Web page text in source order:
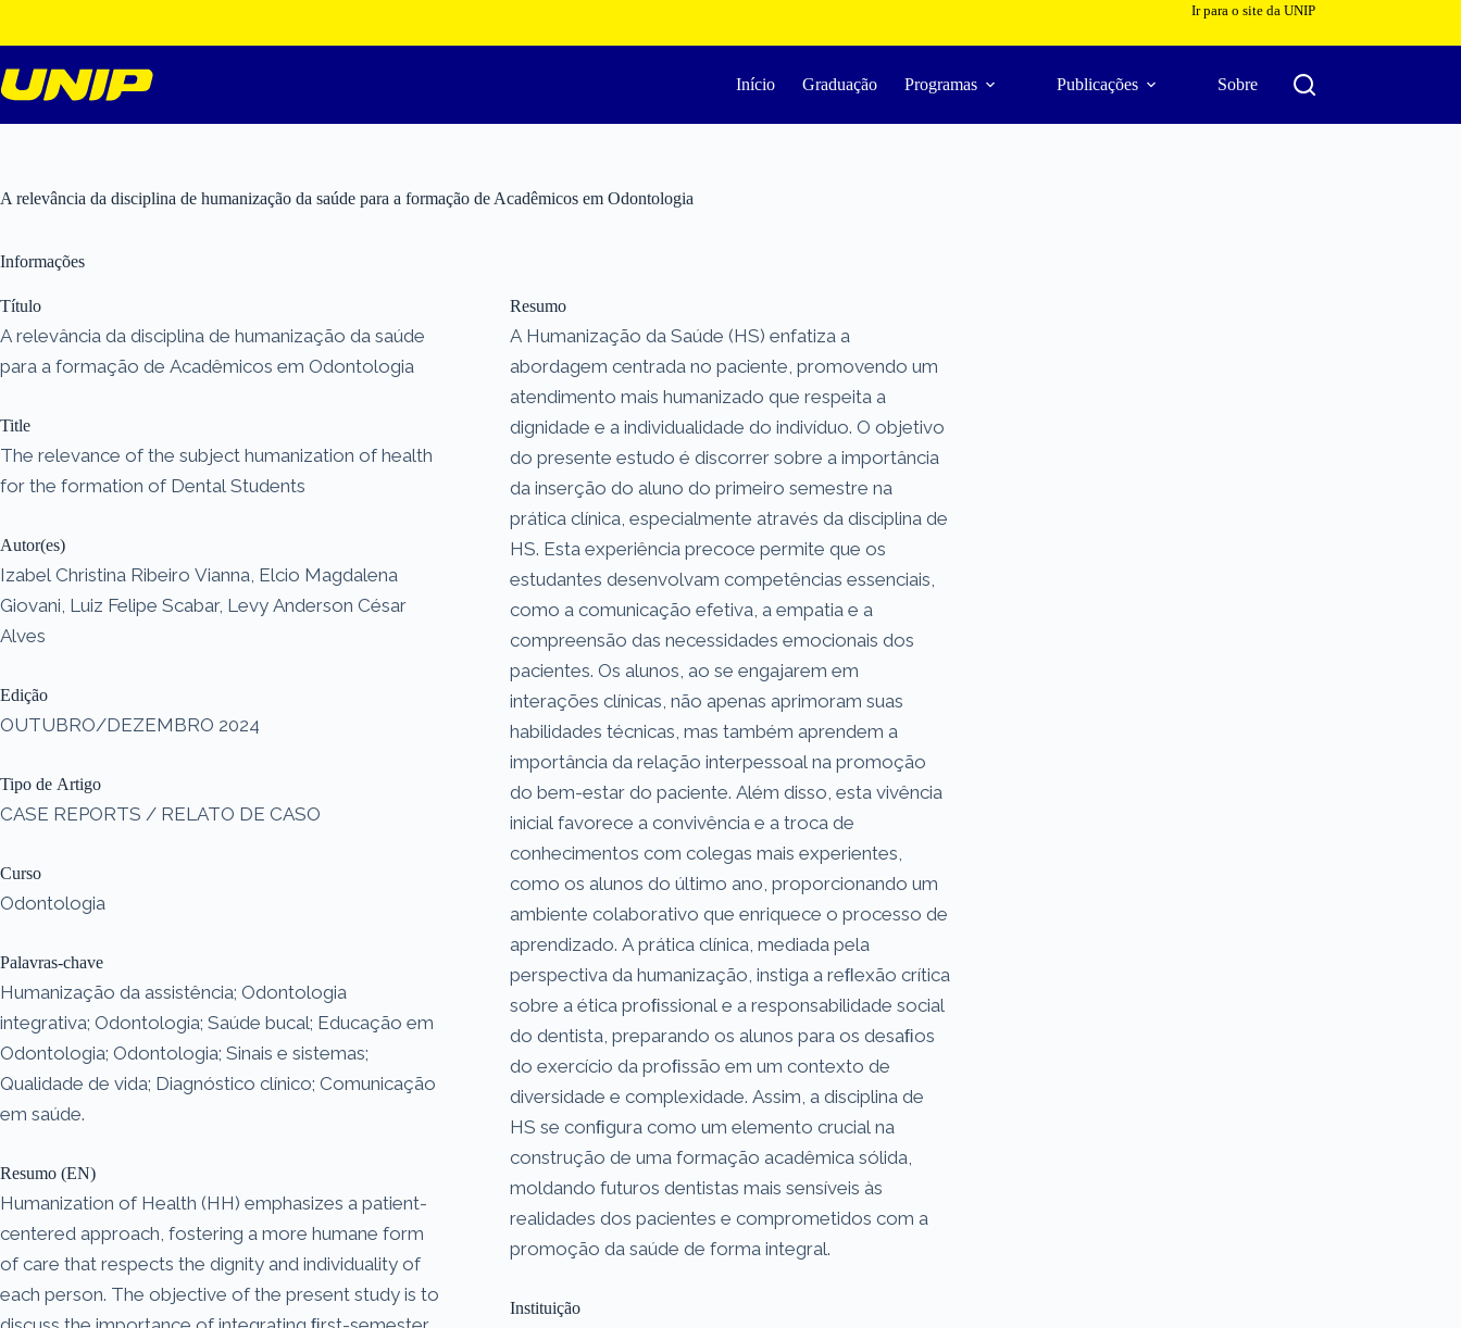
o
conteúdo
Ir para o site da UNIP
Início Graduação Programas Publicações Sobre
A relevância da disciplina de humanização da saúde para a formação de Acadêmicos em Odontologia
Informações
Título
A relevância da disciplina de humanização da saúde
para a formação de Acadêmicos em Odontologia
Title
The relevance of the subject humanization of health
for the formation of Dental Students
Autor(es)
Izabel Christina Ribeiro Vianna, Elcio Magdalena
Giovani, Luiz Felipe Scabar, Levy Anderson César
Alves
Edição
OUTUBRO/DEZEMBRO 2024
Tipo de Artigo
CASE REPORTS / RELATO DE CASO
Curso
Odontologia
Palavras-chave
Humanização da assistência; Odontologia
integrativa; Odontologia; Saúde bucal; Educação em
Odontologia; Odontologia; Sinais e sistemas;
Qualidade de vida; Diagnóstico clínico; Comunicação
em saúde.
Resumo (EN)
Humanization of Health (HH) emphasizes a patient-
centered approach, fostering a more humane form
of care that respects the dignity and individuality of
each person. The objective of the present study is to
Resumo
A Humanização da Saúde (HS) enfatiza a
abordagem centrada no paciente, promovendo um
atendimento mais humanizado que respeita a
dignidade e a individualidade do indivíduo. O objetivo
do presente estudo é discorrer sobre a importância
da inserção do aluno do primeiro semestre na
prática clínica, especialmente através da disciplina de
HS. Esta experiência precoce permite que os
estudantes desenvolvam competências essenciais,
como a comunicação efetiva, a empatia e a
compreensão das necessidades emocionais dos
pacientes. Os alunos, ao se engajarem em
interações clínicas, não apenas aprimoram suas
habilidades técnicas, mas também aprendem a
importância da relação interpessoal na promoção
do bem-estar do paciente. Além disso, esta vivência
inicial favorece a convivência e a troca de
conhecimentos com colegas mais experientes,
como os alunos do último ano, proporcionando um
ambiente colaborativo que enriquece o processo de
aprendizado. A prática clínica, mediada pela
perspectiva da humanização, instiga a reﬂexão crítica
sobre a ética proﬁssional e a responsabilidade social
do dentista, preparando os alunos para os desaﬁos
do exercício da proﬁssão em um contexto de
diversidade e complexidade. Assim, a disciplina de
HS se conﬁgura como um elemento crucial na
construção de uma formação acadêmica sólida,
moldando futuros dentistas mais sensíveis às
realidades dos pacientes e comprometidos com a
promoção da saúde de forma integral.
Instituição